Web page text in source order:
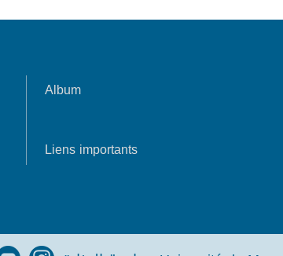
Album
Liens importants